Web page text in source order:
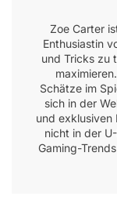
Zoe Carter
Enthusiastin
und Tricks zu
Schätze im
sich in der
und exklusiven
nicht in der
Gaming-